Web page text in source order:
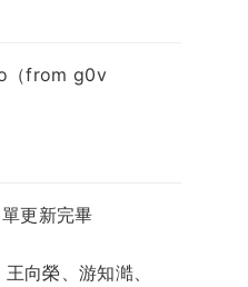
（from g0v
更新完畢
向榮、游知澔、